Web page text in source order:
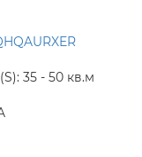
35 - 50 кв.м